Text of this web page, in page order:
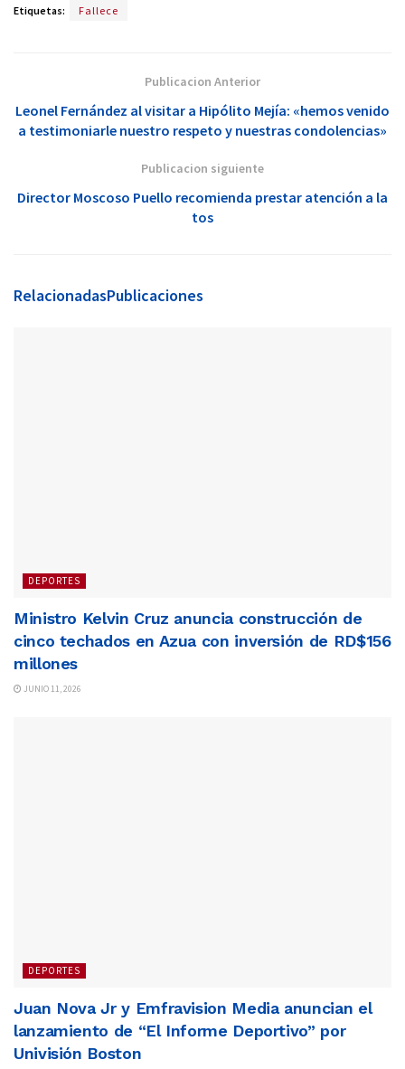
Etiquetas: Fallece
Publicacion Anterior
Leonel Fernández al visitar a Hipólito Mejía: «hemos venido
a testimoniarle nuestro respeto y nuestras condolencias»
Publicacion siguiente
Director Moscoso Puello recomienda prestar atención a la
tos
RelacionadasPublicaciones
DEPORTES
Ministro Kelvin Cruz anuncia construcción de
cinco techados en Azua con inversión de RD$156
millones
JUNIO 11, 2026
DEPORTES
Juan Nova Jr y Emfravision Media anuncian el
lanzamiento de “El Informe Deportivo” por
Univisión Boston